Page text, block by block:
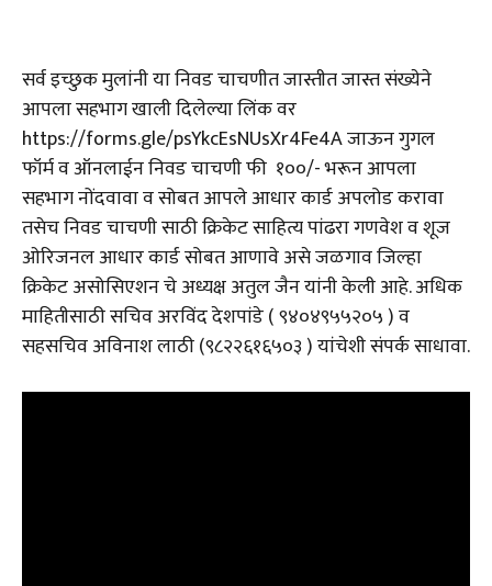
सर्व इच्छुक मुलांनी या निवड चाचणीत जास्तीत जास्त संख्येने
आपला सहभाग खाली दिलेल्या लिंक वर
https://forms.gle/psYkcEsNUsXr4Fe4A जाऊन गुगल
फॉर्म व ऑनलाईन निवड चाचणी फी ₹ १००/- भरून आपला
सहभाग नोंदवावा व सोबत आपले आधार कार्ड अपलोड करावा
तसेच निवड चाचणी साठी क्रिकेट साहित्य पांढरा गणवेश व शूज
ओरिजनल आधार कार्ड सोबत आणावे असे जळगाव जिल्हा
क्रिकेट असोसिएशन चे अध्यक्ष अतुल जैन यांनी केली आहे. अधिक
माहितीसाठी सचिव अरविंद देशपांडे ( ९४०४९५५२०५ ) व
सहसचिव अविनाश लाठी (९८२२६१६५०३ ) यांचेशी संपर्क साधावा.